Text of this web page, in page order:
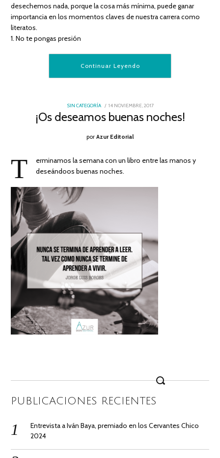
desechemos nada, porque la cosa más mínima, puede ganar
importancia en los momentos claves de nuestra carrera como
literatos.
1. No te pongas presión
Continuar Leyendo
SIN CATEGORÍA
POSTED
ON
14 NOVIEMBRE, 2017
NOVIEMBRE,
2017
¡Os deseamos buenas noches!
por Azur Editorial
T
erminamos la semana con un libro entre las manos y
deseándoos buenas noches.
for:
PUBLICACIONES RECIENTES
Entrevista a Iván Baya, premiado en los Cervantes Chico
2024